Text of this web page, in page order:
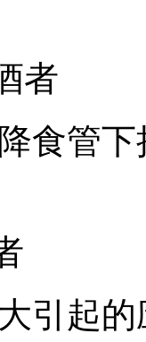
者
食管
引起